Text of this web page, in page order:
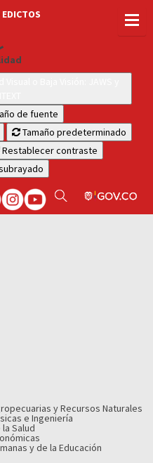
EDICTOS
de fuente
Tamaño predeterminado
Restablecer contraste
y Recursos Naturales
e Ingeniería
Salud
y de la Educación